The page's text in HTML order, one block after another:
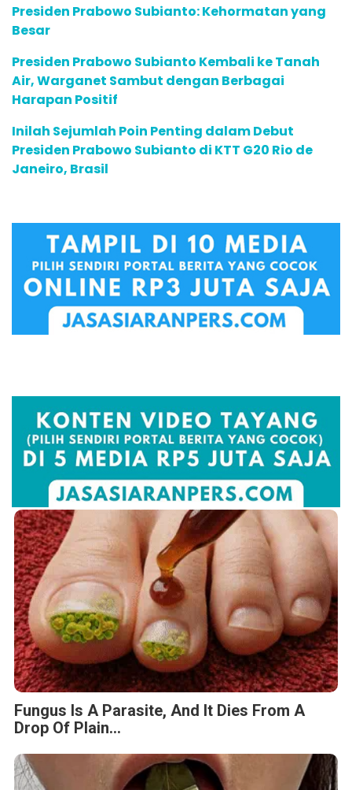
Presiden Prabowo Subianto: Kehormatan yang
Besar
Presiden Prabowo Subianto Kembali ke Tanah
Air, Warganet Sambut dengan Berbagai
Harapan Positif
Inilah Sejumlah Poin Penting dalam Debut
Presiden Prabowo Subianto di KTT G20 Rio de
Janeiro, Brasil
Fungus Is A Parasite, And It Dies From A
Drop Of Plain...